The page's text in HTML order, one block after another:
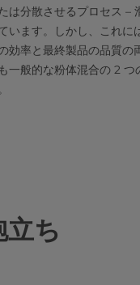
は分散させるプロセス –
います。しかし、これに
効率と最終製品の品質の
一般的な粉体混合の 2 つ
立ち